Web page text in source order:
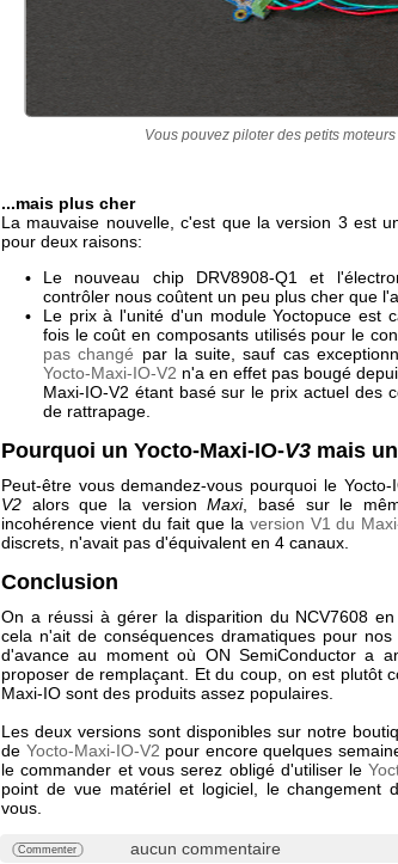
Vous pouvez piloter des petits
...mais plus cher
La mauvaise nouvelle, c'est que la version 3 est
pour deux raisons:
Le nouveau chip DRV8908-Q1 et
contrôler nous coûtent un peu plus cher que
Le prix à l'unité d'un module Yoctopuce est
fois le coût en composants utilisés pour le
pas changé par la suite, sauf cas
Yocto-Maxi-IO-V2 n'a en effet pas bougé
Maxi-IO-V2 étant basé sur le prix actuel des
de rattrapage.
Pourquoi un Yocto-Maxi-IO-V3 mais
Peut-être vous demandez-vous pourquoi le
V2 alors que la versionMaxi, basé sur le
incohérence vient du fait que la version V1 du
discrets, n'avait pas d'équivalent en 4 canaux.
Conclusion
On a réussi à gérer la disparition du NCV7608
cela n'ait de conséquences dramatiques pour
d'avance au moment où ON SemiConductor a
proposer de remplaçant. Et du coup, on est plutôt
Maxi-IO sont des produits assez populaires.
Les deux versions sont disponibles sur notre
de Yocto-Maxi-IO-V2 pour encore quelques
le commander et vous serez obligé d'utiliser le
point de vue matériel et logiciel, le changement
vous.
Commenter aucun commentaire